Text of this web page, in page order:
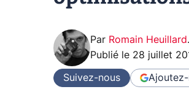
Par Romain Heuillard.
Publié le 28 juillet
Suivez-nous